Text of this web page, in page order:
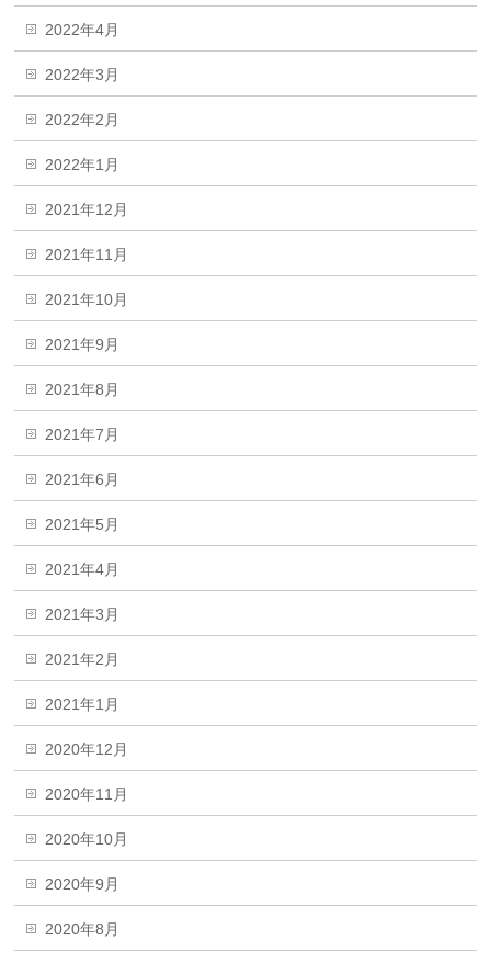
2022年4月
2022年3月
2022年2月
2022年1月
2021年12月
2021年11月
2021年10月
2021年9月
2021年8月
2021年7月
2021年6月
2021年5月
2021年4月
2021年3月
2021年2月
2021年1月
2020年12月
2020年11月
2020年10月
2020年9月
2020年8月